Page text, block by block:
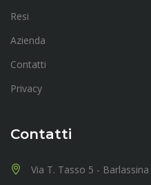
Resi
Azienda
Contatti
Privacy
Contatti
Via T. Tasso 5 - Barlassina